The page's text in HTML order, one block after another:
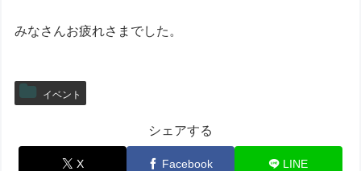
みなさんお疲れさまでした。
イベント
シェアする
X Facebook LINE